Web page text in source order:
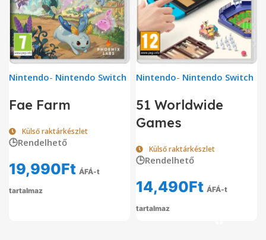
Nintendo- Nintendo Switch
Fae Farm
Külső raktárkészlet
🕒Rendelhető
19,990Ft ÁFÁ-t
tartalmaz
Nintendo- Nintendo Switch
51 Worldwide
Games
Külső raktárkészlet
🕒Rendelhető
14,490Ft ÁFÁ-t
tartalmaz